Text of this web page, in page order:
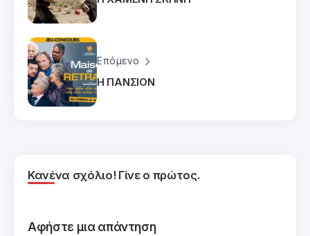
Επόμενο
Η ΠΑΝΣΙΟΝ
Κανένα σχόλιο! Γίνε ο πρώτος.
Αφήστε μια απάντηση